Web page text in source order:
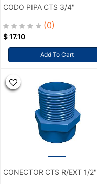
CODO PIPA CTS 3/4"
(0)
$17.10
Add To Cart
CONECTOR CTS R/EXT 1/2"